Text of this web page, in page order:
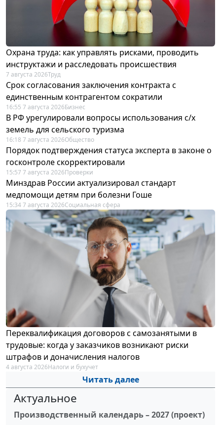
Охрана труда: как управлять рисками, проводить
инструктажи и расследовать происшествия
7 августа 2026Труд
Срок согласования заключения контракта с
единственным контрагентом сократили
16:55 7 августа 2026Бизнес
В РФ урегулировали вопросы использования с/х
земель для сельского туризма
16:18 7 августа 2026Общество
Порядок подтверждения статуса эксперта в законе о
госконтроле скорректировали
15:57 7 августа 2026Проверки
Минздрав России актуализировал стандарт
медпомощи детям при болезни Гоше
15:34 7 августа 2026Социальная сфера
Переквалификация договоров с самозанятыми в
трудовые: когда у заказчиков возникают риски
штрафов и доначисления налогов
4 августа 2026Налоги и бухучет
Читать далее
Актуальное
Производственный календарь – 2027 (проект)